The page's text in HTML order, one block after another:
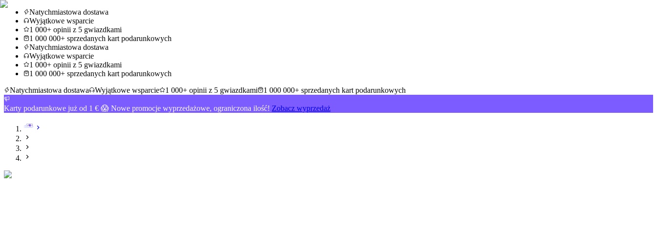
Natychmiastowa dostawa
Wyjątkowe wsparcie
1 000+ opinii z 5 gwiazdkami
1 000 000+ sprzedanych kart podarunkowych
Natychmiastowa dostawa
Wyjątkowe wsparcie
1 000+ opinii z 5 gwiazdkami
1 000 000+ sprzedanych kart podarunkowych
Natychmiastowa dostawa
Wyjątkowe wsparcie 1 000+ opinii z 5 gwiazdkami 1 000 000+ sprzedanych kart podarunkowych
Karty podarunkowe już od 1 € 😱 Nowe promocje wyprzedażowe, ograniczona ilość! Zobacz wyprzedaż